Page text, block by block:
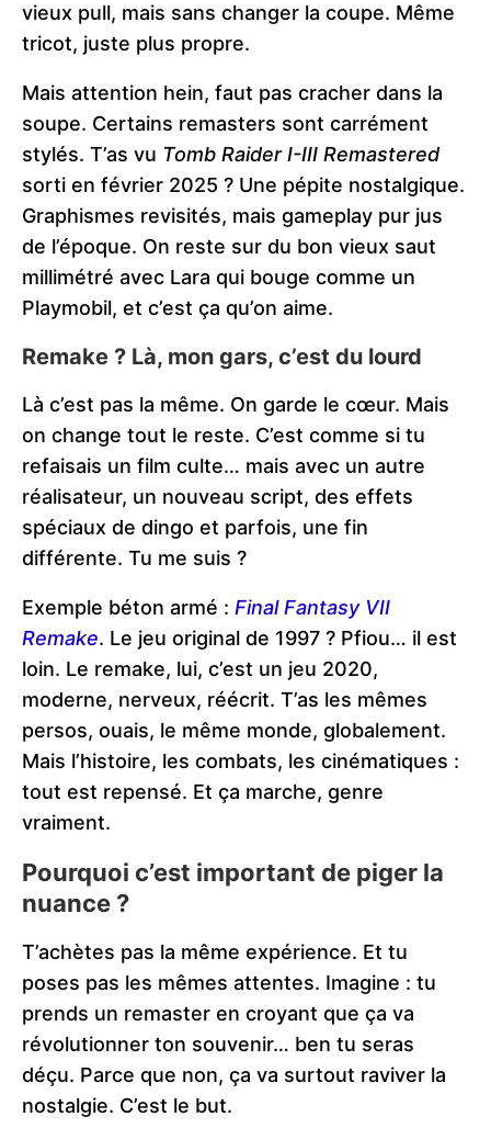
vieux pull, mais sans changer la coupe. Même
tricot, juste plus propre.
Mais attention hein, faut pas cracher dans la
soupe. Certains remasters sont carrément
stylés. T’as vu Tomb Raider I-III Remastered
sorti en février 2025 ? Une pépite nostalgique.
Graphismes revisités, mais gameplay pur jus
de l’époque. On reste sur du bon vieux saut
millimétré avec Lara qui bouge comme un
Playmobil, et c’est ça qu’on aime.
Remake ? Là, mon gars, c’est du lourd
Là c’est pas la même. On garde le cœur. Mais
on change tout le reste. C’est comme si tu
refaisais un film culte… mais avec un autre
réalisateur, un nouveau script, des effets
spéciaux de dingo et parfois, une fin
différente. Tu me suis ?
Exemple béton armé : Final Fantasy VII
Remake. Le jeu original de 1997 ? Pfiou… il est
loin. Le remake, lui, c’est un jeu 2020,
moderne, nerveux, réécrit. T’as les mêmes
persos, ouais, le même monde, globalement.
Mais l’histoire, les combats, les cinématiques :
tout est repensé. Et ça marche, genre
vraiment.
Pourquoi c’est important de piger la
nuance ?
T’achètes pas la même expérience. Et tu
poses pas les mêmes attentes. Imagine : tu
prends un remaster en croyant que ça va
révolutionner ton souvenir… ben tu seras
déçu. Parce que non, ça va surtout raviver la
nostalgie. C’est le but.